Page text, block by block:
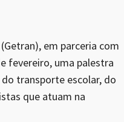
em parceria com
fevereiro, uma palestra
transporte escolar, do
que atuam na